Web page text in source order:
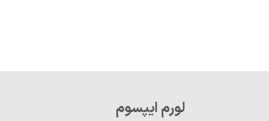
لورم ایپسوم